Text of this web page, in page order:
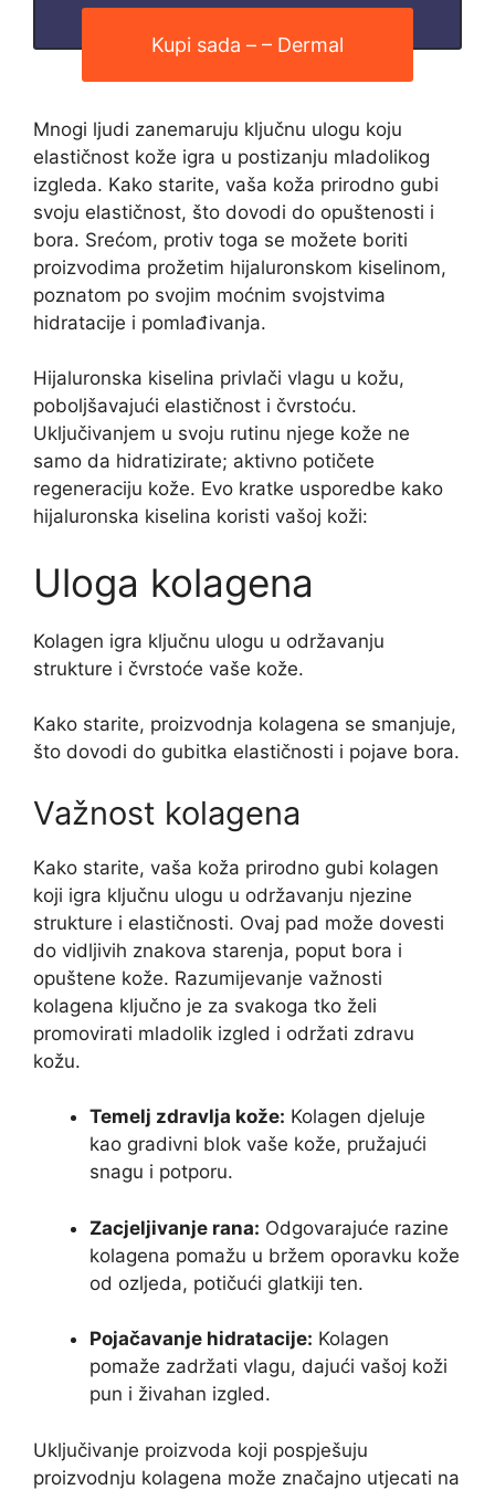
Kupi sada – – Dermal
Mnogi ljudi zanemaruju ključnu ulogu koju
elastičnost kože igra u postizanju mladolikog
izgleda. Kako starite, vaša koža prirodno gubi
svoju elastičnost, što dovodi do opuštenosti i
bora. Srećom, protiv toga se možete boriti
proizvodima prožetim hijaluronskom kiselinom,
poznatom po svojim moćnim svojstvima
hidratacije i pomlađivanja.
Hijaluronska kiselina privlači vlagu u kožu,
poboljšavajući elastičnost i čvrstoću.
Uključivanjem u svoju rutinu njege kože ne
samo da hidratizirate; aktivno potičete
regeneraciju kože. Evo kratke usporedbe kako
hijaluronska kiselina koristi vašoj koži:
Uloga kolagena
Kolagen igra ključnu ulogu u održavanju
strukture i čvrstoće vaše kože.
Kako starite, proizvodnja kolagena se smanjuje,
što dovodi do gubitka elastičnosti i pojave bora.
Važnost kolagena
Kako starite, vaša koža prirodno gubi kolagen
koji igra ključnu ulogu u održavanju njezine
strukture i elastičnosti. Ovaj pad može dovesti
do vidljivih znakova starenja, poput bora i
opuštene kože. Razumijevanje važnosti
kolagena ključno je za svakoga tko želi
promovirati mladolik izgled i održati zdravu
kožu.
Temelj zdravlja kože: Kolagen djeluje
kao gradivni blok vaše kože, pružajući
snagu i potporu.
Zacjeljivanje rana: Odgovarajuće razine
kolagena pomažu u bržem oporavku kože
od ozljeda, potičući glatkiji ten.
Pojačavanje hidratacije: Kolagen
pomaže zadržati vlagu, dajući vašoj koži
pun i živahan izgled.
Uključivanje proizvoda koji pospješuju
proizvodnju kolagena može značajno utjecati na